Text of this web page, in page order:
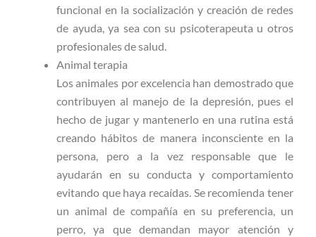
funcional en la socialización y creación de redes
de ayuda, ya sea con su psicoterapeuta u otros
profesionales de salud.
Animal terapia
Los animales por excelencia han demostrado que
contribuyen al manejo de la depresión, pues el
hecho de jugar y mantenerlo en una rutina está
creando hábitos de manera inconsciente en la
persona, pero a la vez responsable que le
ayudarán en su conducta y comportamiento
evitando que haya recaídas. Se recomienda tener
un animal de compañía en su preferencia, un
perro, ya que demandan mayor atención y